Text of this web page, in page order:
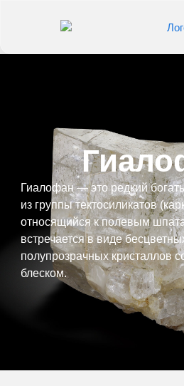
Гиалофан — это редкий
из группы тектосиликатов
относящийся к полевым
встречается в виде
полупрозрачных кристаллов
блеском.